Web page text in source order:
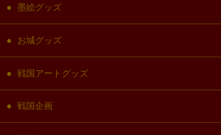
墨絵グッズ
お城グッズ
戦国アートグッズ
戦国企画